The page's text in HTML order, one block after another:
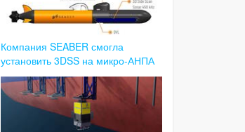
Компания SEABER смогла
установить 3DSS на микро-АНПА